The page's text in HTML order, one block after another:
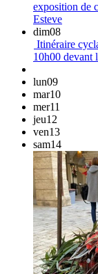
exposition de
Esteve
dim08
Itinéraire
10h00 devant
lun09
mar10
mer11
jeu12
ven13
sam14